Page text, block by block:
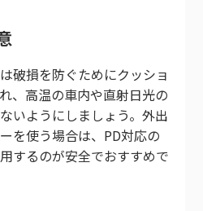
破損を防ぐためにクッショ
、高温の車内や直射日光の
いようにしましょう。外出
を使う場合は、PD対応の
するのが安全でおすすめで